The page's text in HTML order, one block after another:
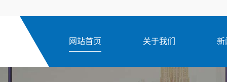
网站首页 关于我们 新